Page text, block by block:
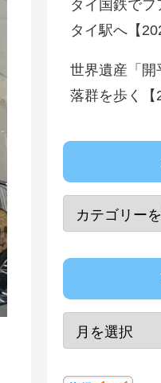
タイ国鉄で
タイ駅へ【
世界遺産「開
落群を歩く【